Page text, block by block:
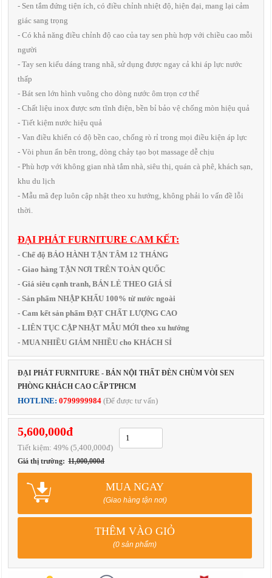
- Sen tắm đứng tiện ích, có điều chỉnh nhiệt độ, hiện đại, mang lại cảm
giác sang trọng
- Có khả năng điều chỉnh độ cao của tay sen phù hợp với chiều cao mỗi
người
- Tay sen kiểu dáng trang nhã, sử dụng được ngay cả khi áp lực nước
thấp
- Bát sen lớn hình vuông cho dòng nước ôm trọn cơ thể
- Chất liệu inox được sơn tĩnh điện, bền bỉ bảo vệ chống mòn hiệu quả
- Tiết kiệm nước hiệu quả
- Van điều khiển có độ bền cao, chống rò rỉ trong mọi điều kiện áp lực
- Vòi phun ẩn bên trong, dòng chảy tạo bọt massage dễ chịu
- Phù hợp với không gian nhà tắm nhà, siêu thị, quán cà phê, khách sạn,
khu du lịch
- Mẫu mã đẹp luôn cập nhật theo xu hướng, không phải lo vấn đề lỗi
thời.
ĐẠI PHÁT FURNITURE CAM KẾT:
- Chế độ BẢO HÀNH TẬN TÂM 12 THÁNG
- Giao hàng TẬN NƠI TRÊN TOÀN QUỐC
- Giá siêu cạnh tranh, BÁN LẺ THEO GIÁ SỈ
- Sản phẩm NHẬP KHẨU 100% từ nước ngoài
- Cam kết sản phẩm ĐẠT CHẤT LƯỢNG CAO
- LIÊN TỤC CẬP NHẬT MẪU MỚI theo xu hướng
- MUA NHIỀU GIẢM NHIỀU cho KHÁCH SỈ
ĐẠI PHÁT FURNITURE - BÁN NỘI THẤT ĐÈN CHÙM VÒI SEN
PHÒNG KHÁCH CAO CẤP TPHCM
HOTLINE:0799999984 (Để được tư vấn)
5,600,000đ
Tiết kiệm:49% (5,400,000đ)
Giá thị trường: 11,000,000đ
MUA NGAY
(Giao hàng tận nơi)
THÊM VÀO GIỎ
(0 sản phẩm)